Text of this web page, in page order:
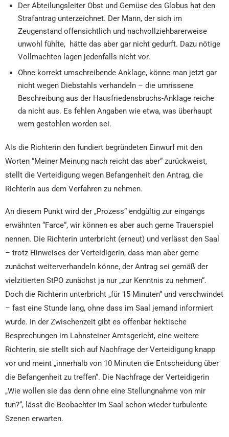
Der Abteilungsleiter Obst und Gemüse des Globus hat den
Strafantrag unterzeichnet. Der Mann, der sich im
Zeugenstand offensichtlich und nachvollziehbarerweise
unwohl fühlte, hätte das aber gar nicht gedurft. Dazu nötige
Vollmachten lagen jedenfalls nicht vor.
Ohne korrekt umschreibende Anklage, könne man jetzt gar
nicht wegen Diebstahls verhandeln – die umrissene
Beschreibung aus der Hausfriedensbruchs-Anklage reiche
da nicht aus. Es fehlen Angaben wie etwa, was überhaupt
wem gestohlen worden sei.
Als die Richterin den fundiert begründeten Einwurf mit den
Worten “Meiner Meinung nach reicht das aber“ zurückweist,
stellt die Verteidigung wegen Befangenheit den Antrag, die
Richterin aus dem Verfahren zu nehmen.
An diesem Punkt wird der „Prozess“ endgültig zur eingangs
erwähnten “Farce“, wir können es aber auch gerne Trauerspiel
nennen. Die Richterin unterbricht (erneut) und verlässt den Saal
– trotz Hinweises der Verteidigerin, dass man aber gerne
zunächst weiterverhandeln könne, der Antrag sei gemäß der
vielzitierten StPO zunächst ja nur „zur Kenntnis zu nehmen“.
Doch die Richterin unterbricht „für 15 Minuten“ und verschwindet
– fast eine Stunde lang, ohne dass im Saal jemand informiert
wurde. In der Zwischenzeit gibt es offenbar hektische
Besprechungen im Lahnsteiner Amtsgericht, eine weitere
Richterin, sie stellt sich auf Nachfrage der Verteidigung knapp
vor und meint „innerhalb von 10 Minuten die Entscheidung über
die Befangenheit zu treffen“. Die Nachfrage der Verteidigerin
„Wie wollen sie das denn ohne eine Stellungnahme von mir
tun?“, lässt die Beobachter im Saal schon wieder turbulente
Szenen erwarten.